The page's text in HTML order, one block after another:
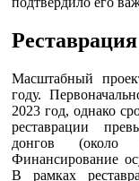
Масштабный
году.
2023 год, однако
реставрации
донгов
Финансирование
В рамках